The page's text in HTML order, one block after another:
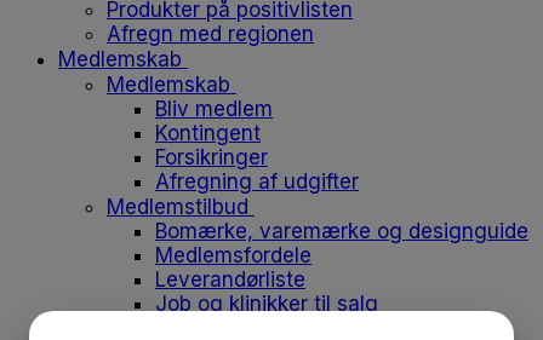
Produkter på positivlisten
Afregn med regionen
Medlemskab
Medlemskab
Bliv medlem
Kontingent
Forsikringer
Afregning af udgifter
Medlemstilbud
Bomærke, varemærke og designguide
Medlemsfordele
Leverandørliste
Job og klinikker til salg